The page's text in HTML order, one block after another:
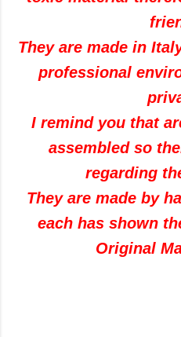
They are made in
professional
I remind you that
assembled so
regarding
They are made by
each has shown
Original